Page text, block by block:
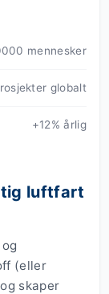
mennesker
globalt
+12% årlig
luftfart
(eller
skaper